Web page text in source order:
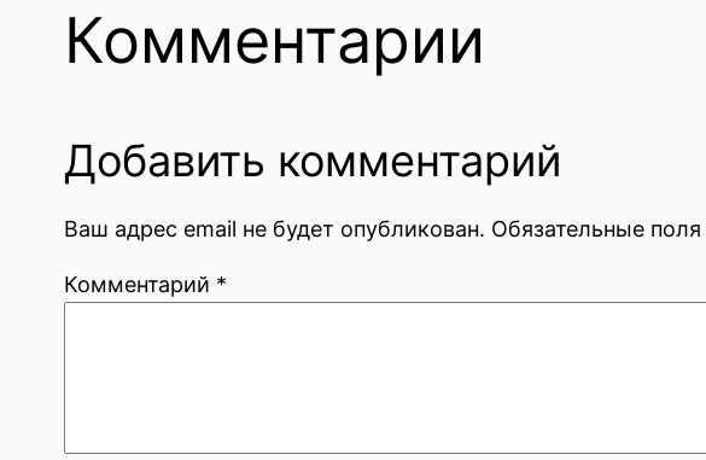
Комментарии
Добавить комментарий
Ваш адрес email не будет опубликован. Обязательные
Комментарий *